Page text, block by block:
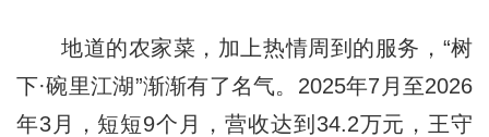
地道的农家菜，加上热情周到的服务，“树
下·碗里江湖”渐渐有了名气。2025年7月至2026
年3月，短短9个月，营收达到34.2万元，王守